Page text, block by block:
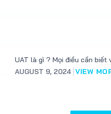
UAT là gì ? Mọi điều cần
AUGUST 9, 2024 VIEW